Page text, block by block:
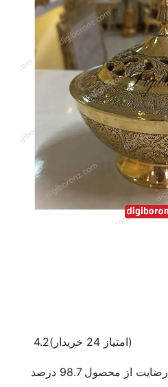
4.2 (امتیاز 24 خریدار)
رضایت از محصول 98.7 درصد